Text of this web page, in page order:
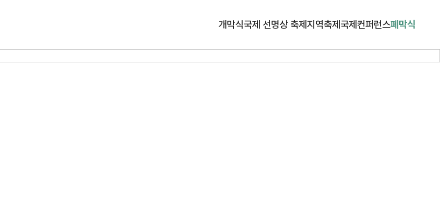
개막식국제 선명상 축제 지역축제 국제컨퍼런스폐막식